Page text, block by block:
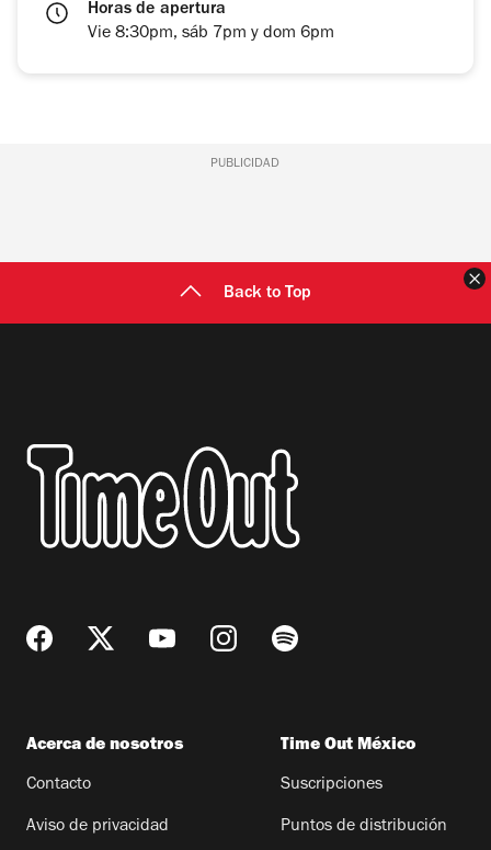
Horas de apertura
Vie 8:30pm, sáb 7pm y dom 6pm
PUBLICIDAD
Back to Top
Acerca de nosotros
Contacto
Aviso de privacidad
Time Out México
Suscripciones
Puntos de distribución